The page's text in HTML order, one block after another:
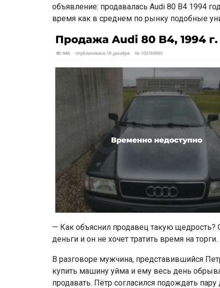
объявление: продавалась Audi 80 B4 1994
время как в среднем по рынку подобные
— Как объяснил продавец такую щедрость?
деньги и он не хочет тратить время на торги.
В разговоре мужчина, представившийся
купить машину уйма и ему весь день
продавать. Пётр согласился подождать